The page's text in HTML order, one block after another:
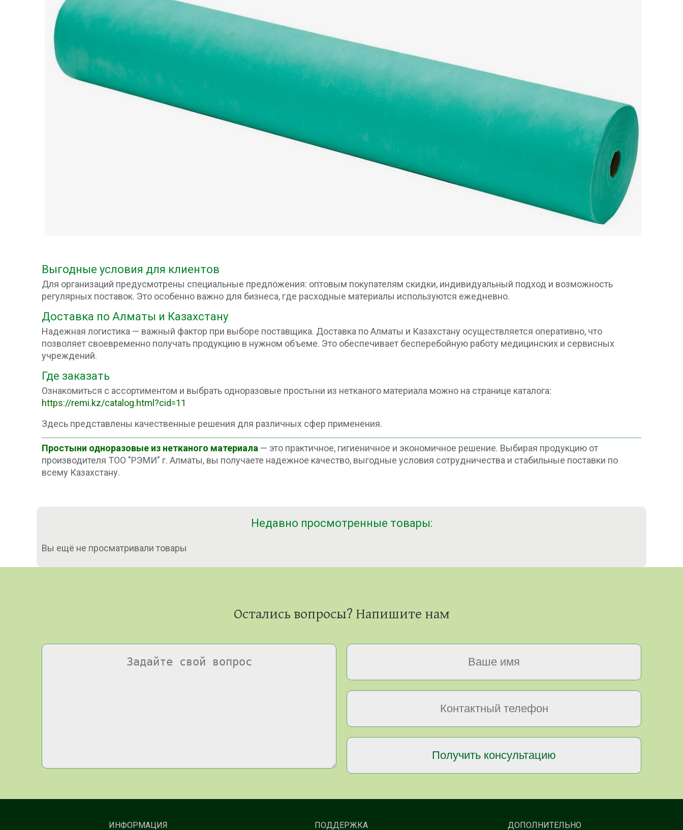
Выгодные условия для клиентов
Для организаций предусмотрены специальные предложения: оптовым покупателям скидки, индивидуальный подход и возможность
регулярных поставок. Это особенно важно для бизнеса, где расходные материалы используются ежедневно.
Доставка по Алматы и Казахстану
Надежная логистика — важный фактор при выборе поставщика. Доставка по Алматы и Казахстану осуществляется оперативно, что
позволяет своевременно получать продукцию в нужном объеме. Это обеспечивает бесперебойную работу медицинских и сервисных
учреждений.
Где заказать
Ознакомиться с ассортиментом и выбрать одноразовые простыни из нетканого материала можно на странице каталога:
https://remi.kz/catalog.html?cid=11
Здесь представлены качественные решения для различных сфер применения.
Простыни одноразовые из нетканого материала — это практичное, гигиеничное и экономичное решение. Выбирая продукцию от
производителя ТОО "РЭМИ" г. Алматы, вы получаете надежное качество, выгодные условия сотрудничества и стабильные поставки по
всему Казахстану.
Недавно просмотренные товары:
Вы ещё не просматривали товары
Остались вопросы? Напишите нам
ИНФОРМАЦИЯ ПОДДЕРЖКА ДОПОЛНИТЕЛЬНО